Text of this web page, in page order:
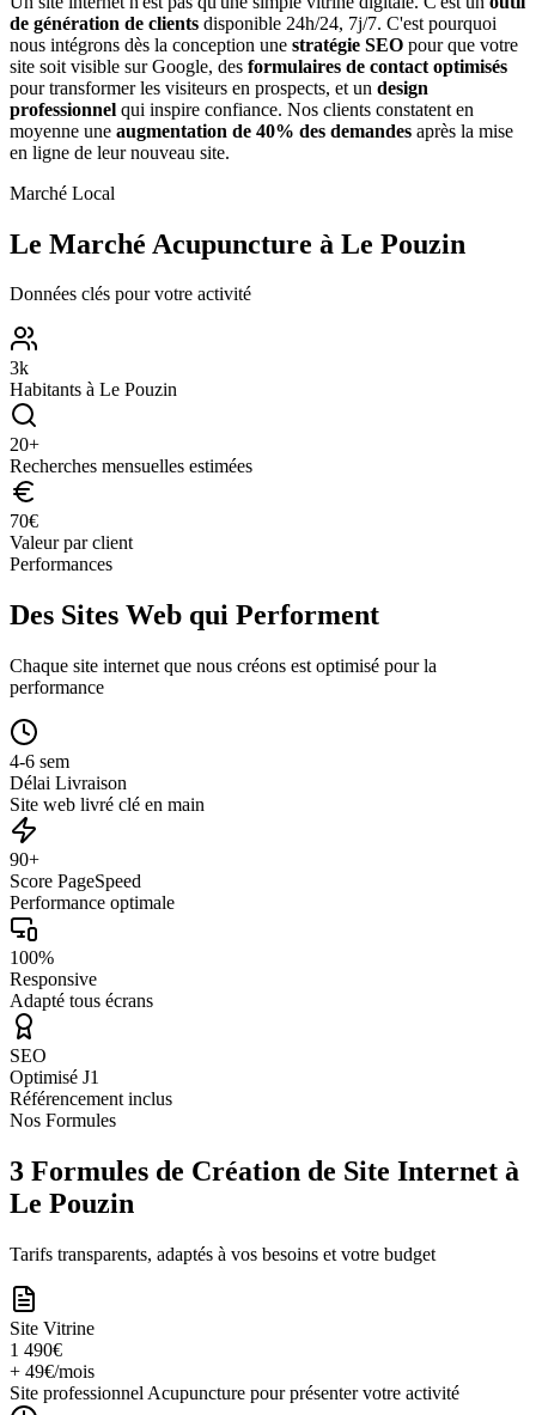
de génération de clients disponible 24h/24, 7j/7. C'est pourquoi
nous intégrons dès la conception une stratégie SEO pour que votre
site soit visible sur Google, des formulaires de contact optimisés
pour transformer les visiteurs en prospects, et un design
professionnel qui inspire confiance. Nos clients constatent en
moyenne une augmentation de 40% des demandes après la mise
en ligne de leur nouveau site.
Marché Local
Le Marché Acupuncture à Le Pouzin
Données clés pour votre activité
3k
Habitants à Le Pouzin
20+
Recherches mensuelles estimées
70€
Valeur par client
Performances
Des Sites Web qui Performent
Chaque site internet que nous créons est optimisé pour la
performance
4-6 sem
Délai Livraison
Site web livré clé en main
90+
Score PageSpeed
Performance optimale
100%
Responsive
Adapté tous écrans
SEO
Optimisé J1
Référencement inclus
Nos Formules
3 Formules de Création de Site Internet à
Le Pouzin
Tarifs transparents, adaptés à vos besoins et votre budget
Site Vitrine
1 490€
+ 49€/mois
Site professionnel Acupuncture pour présenter votre activité